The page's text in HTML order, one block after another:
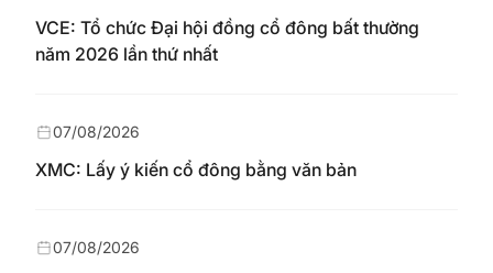
VCE: Tổ chức Đại hội đồng cổ đông bất thường
năm 2026 lần thứ nhất
XMC: Lấy ý kiến cổ đông bằng văn bản
07/08/2026
07/08/2026